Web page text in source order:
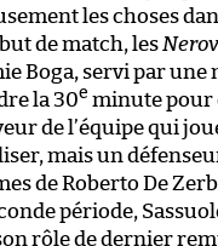
les choses
de match, les
Boga, servi par
la 30e minute pour
de l’équipe qui
mais un
de Roberto De
période,
rôle de dernier